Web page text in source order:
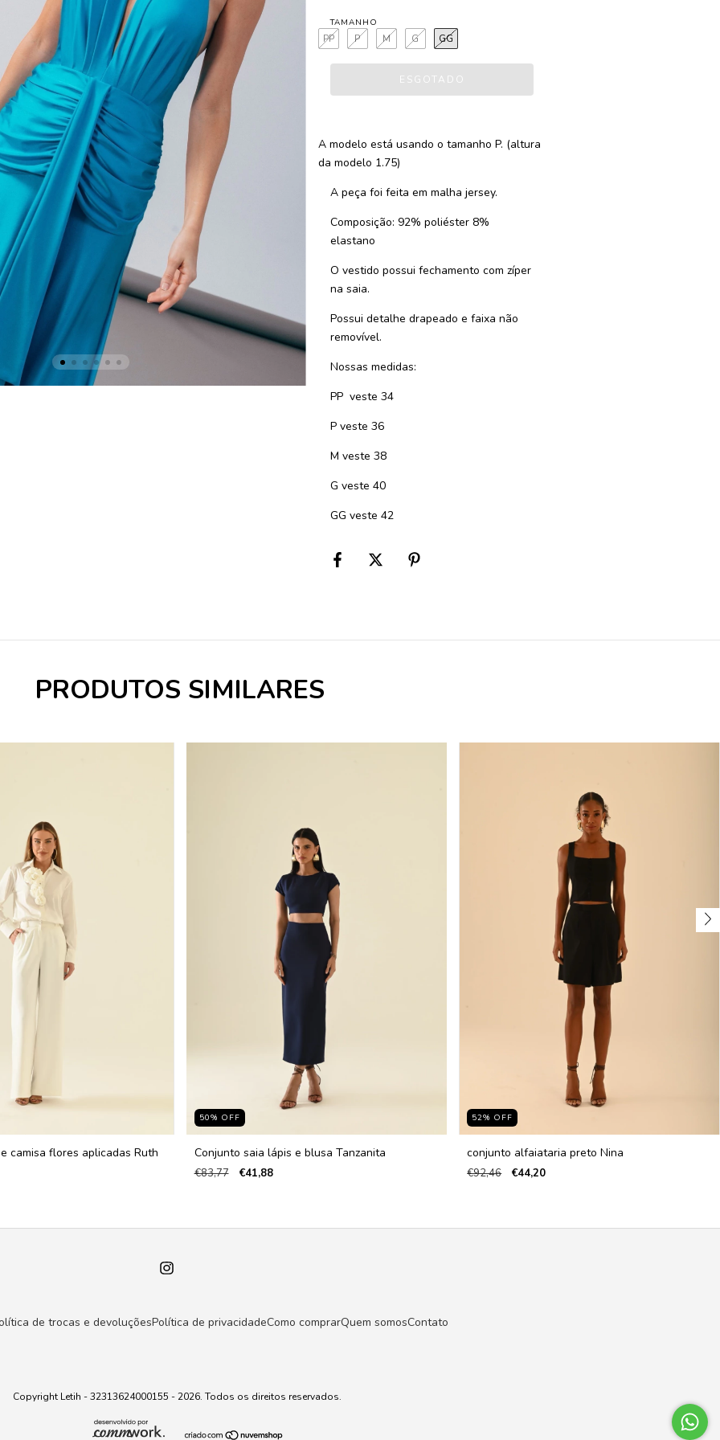
TAMANHO
GG
G
M
P
PP
A modelo está usando o tamanho P. (altura
da modelo 1.75)
A peça foi feita em malha jersey.
Composição: 92% poliéster 8%
elastano
O vestido possui fechamento com zíper
na saia.
Possui detalhe drapeado e faixa não
removível.
Nossas medidas:
PP veste 34
P veste 36
M veste 38
G veste 40
GG veste 42
PRODUTOS SIMILARES
camisa flores aplicadas Ruth
50% OFF
Conjunto saia lápis e blusa Tanzanita
€83,77 €41,88
52% OFF
conjunto alfaiataria preto Nina
€92,46 €44,20
de trocas e devoluçõesPolítica de privacidadeComo comprarQuem somosContato
Copyright Letih - 32313624000155 - 2026. Todos os direitos reservados.